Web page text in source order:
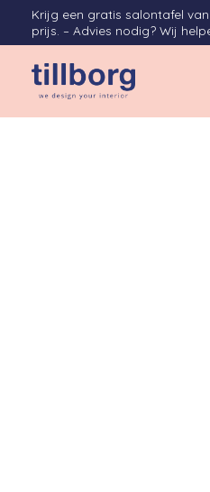
Krijg een gratis salontafel
prijs. – Advies nodig? Wij